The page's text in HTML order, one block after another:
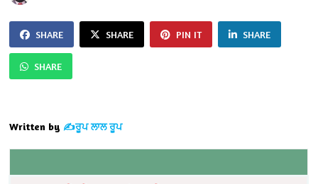
SHARE SHARE PIN IT SHARE
SHARE
Written by ✍️ਰੂਪ ਲਾਲ ਰੂਪ